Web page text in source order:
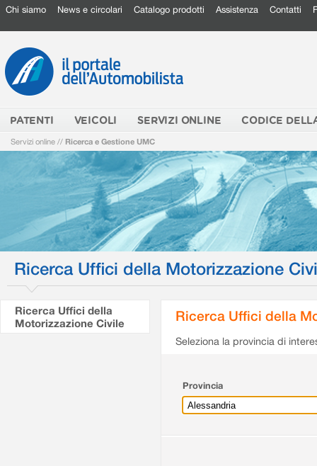
Chi siamo News e circolari Catalogo prodotti Assistenza Contatti
PATENTI VEICOLI SERVIZI ONLINE CODICE
Servizi online // Ricerca e Gestione UMC
Ricerca Uffici della Motorizzazione
Ricerca Uffici della
Motorizzazione Civile
Ricerca Uffici della
Seleziona la provincia di
Provincia